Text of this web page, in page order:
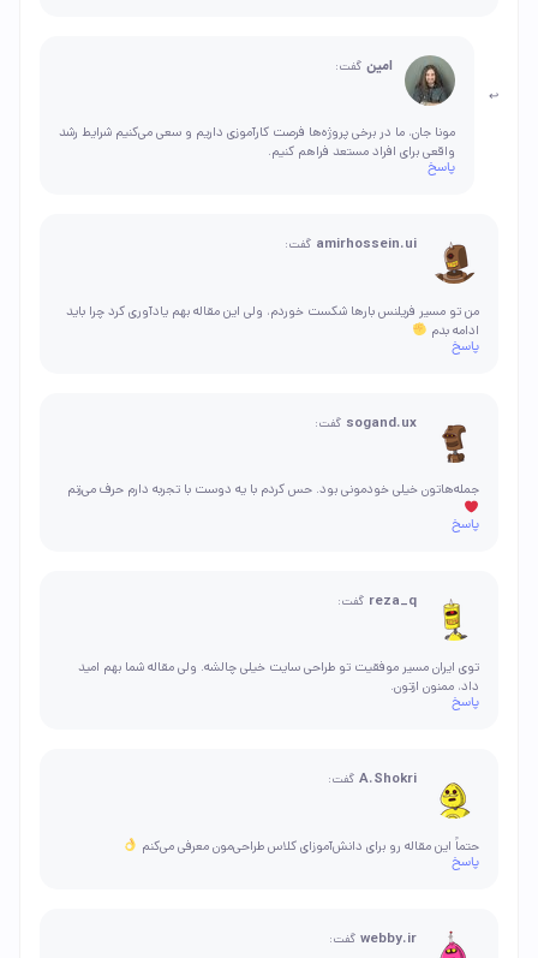
امین گفت:
مونا جان، ما در برخی پروژه‌ها فرصت کارآموزی داریم و سعی می‌کنیم شرایط رشد
واقعی برای افراد مستعد فراهم کنیم.
پاسخ
amirhossein.ui گفت:
من تو مسیر فریلنس بارها شکست خوردم، ولی این مقاله بهم یادآوری کرد چرا باید
ادامه بدم
پاسخ
sogand.ux گفت:
جمله‌هاتون خیلی خودمونی بود. حس کردم با یه دوست با تجربه دارم حرف می‌زنم
پاسخ
reza_q گفت:
توی ایران مسیر موفقیت تو طراحی سایت خیلی چالشه. ولی مقاله شما بهم امید
داد، ممنون ازتون.
پاسخ
A.Shokri گفت:
حتماً این مقاله رو برای دانش‌آموزای کلاس طراحی‌مون معرفی می‌کنم
پاسخ
webby.ir گفت: